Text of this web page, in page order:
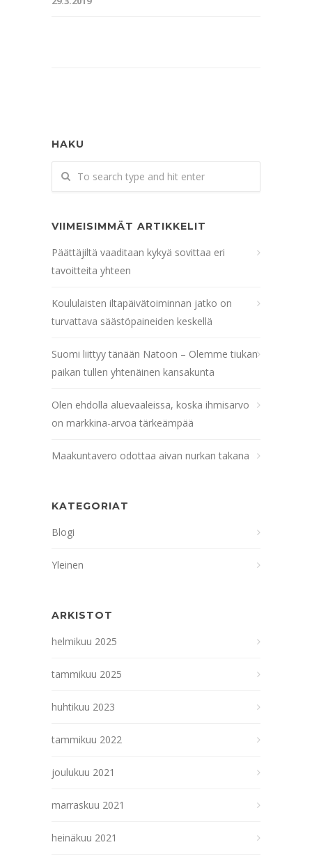
HAKU
VIIMEISIMMÄT ARTIKKELIT
Päättäjiltä vaaditaan kykyä sovittaa eri
tavoitteita yhteen
Koululaisten iltapäivätoiminnan jatko on
turvattava säästöpaineiden keskellä
Suomi liittyy tänään Natoon – Olemme tiukan
paikan tullen yhtenäinen kansakunta
Olen ehdolla aluevaaleissa, koska ihmisarvo
on markkina-arvoa tärkeämpää
Maakuntavero odottaa aivan nurkan takana
KATEGORIAT
Blogi
Yleinen
ARKISTOT
helmikuu 2025
tammikuu 2025
huhtikuu 2023
tammikuu 2022
joulukuu 2021
marraskuu 2021
heinäkuu 2021